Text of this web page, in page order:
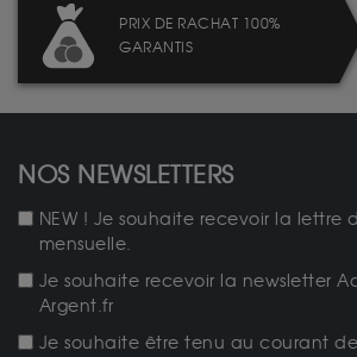
PRIX DE RACHAT 100%
GARANTIS
NOS NEWSLETTERS
NEW ! Je souhaite recevoir la lettre
mensuelle.
Je souhaite recevoir la newsletter
Argent.fr
Je souhaite être tenu au courant